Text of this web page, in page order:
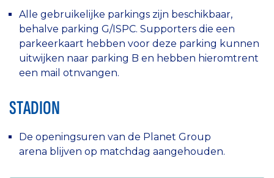
Alle gebruikelijke parkings zijn beschikbaar,
behalve parking G/ISPC. Supporters die een
parkeerkaart hebben voor deze parking kunnen
uitwijken naar parking B en hebben hieromtrent
een mail otnvangen.
STADION
De openingsuren van de Planet Group
arena blijven op matchdag aangehouden.